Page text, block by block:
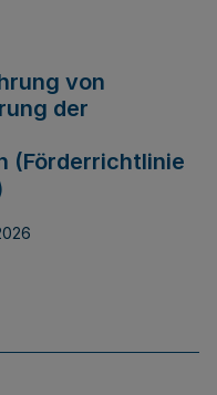
von
der
(Förderrichtlinie